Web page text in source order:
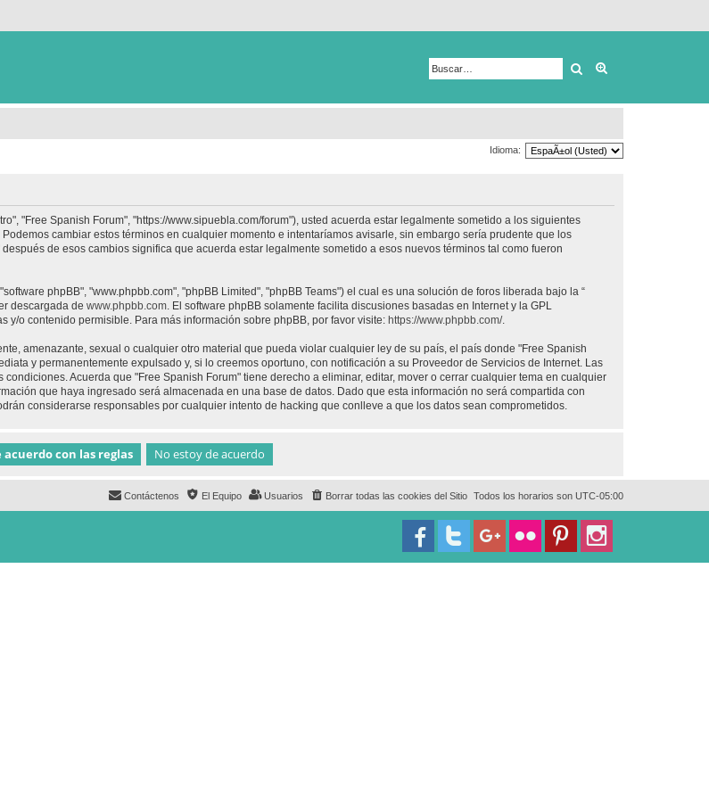
Buscar
Idioma:
"Free Spanish Forum", "https://www.sipuebla.com/forum"), usted acuerda estar legalmente sometido a los siguientes
cambiar estos términos en cualquier momento e intentaríamos avisarle, sin embargo sería prudente que los
de esos cambios significa que acuerda estar legalmente sometido a esos nuevos términos tal como fueron
phpBB", "www.phpbb.com", "phpBB Limited", "phpBB Teams") el cual es una solución de foros liberada bajo la “
descargada de www.phpbb.com . El software phpBB solamente facilita discusiones basadas en Internet y la GPL
o contenido permisible. Para más información sobre phpBB, por favor visite: https://www.phpbb.com/.
amenazante, sexual o cualquier otro material que pueda violar cualquier ley de su país, el país donde "Free Spanish
y permanentemente expulsado y, si lo creemos oportuno, con notificación a su Proveedor de Servicios de Internet. Las
Acuerda que "Free Spanish Forum" tiene derecho a eliminar, editar, mover o cerrar cualquier tema en cualquier
que haya ingresado será almacenada en una base de datos. Dado que esta información no será compartida con
considerarse responsables por cualquier intento de hacking que conlleve a que los datos sean comprometidos.
Todos los horarios son UTC-05:00
Borrar todas las cookies del Sitio
Usuarios
El Equipo
Contáctenos